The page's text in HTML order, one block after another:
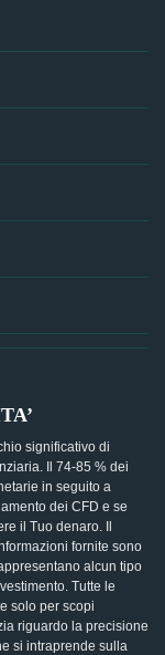
significativo di
Il 74-85 % dei
in seguito a
dei CFD e se
il Tuo denaro. Il
fornite sono
alcun tipo
Tutte le
solo per scopi
riguardo la precisione
si intraprende sulla